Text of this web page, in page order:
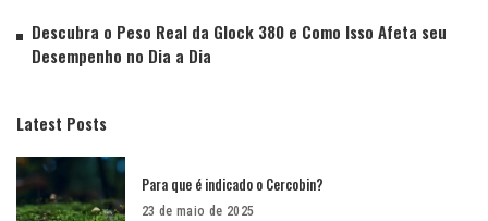
Descubra o Peso Real da Glock 380 e Como Isso Afeta seu
Desempenho no Dia a Dia
Latest Posts
Para que é indicado o Cercobin?
23 de maio de 2025